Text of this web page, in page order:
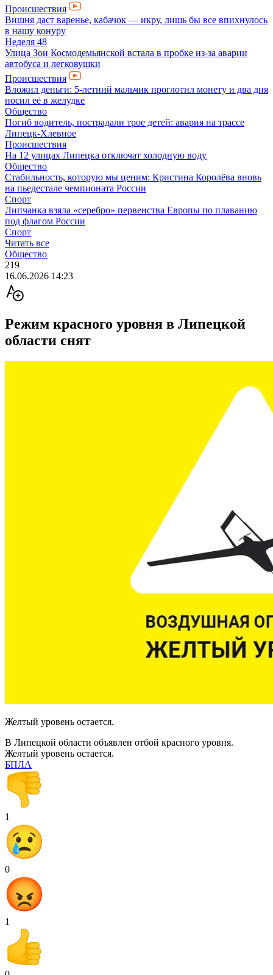
Происшествия
Вишня даст варенье, кабачок — икру, лишь бы все впихнулось
в нашу конуру
Неделя 48
Улица Зои Космодемьянской встала в пробке из-за аварии
автобуса и легковушки
Происшествия
Вложил деньги: 5-летний мальчик проглотил монету и два дня
носил её в желудке
Общество
Погиб водитель, пострадали трое детей: авария на трассе
Липецк-Хлевное
Происшествия
На 12 улицах Липецка отключат холодную воду
Общество
Стабильность, которую мы ценим: Кристина Королёва вновь
на пьедестале чемпионата России
Спорт
Липчанка взяла «серебро» первенства Европы по плаванию
под флагом России
Спорт
Читать все
Общество
219
16.06.2026 14:23
Режим красного уровня в Липецкой
области снят
Желтый уровень остается.
В Липецкой области объявлен отбой красного уровня.
Желтый уровень остается.
БПЛА
1
0
1